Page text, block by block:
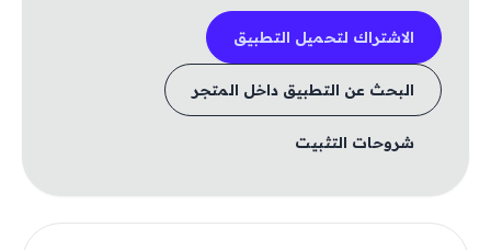
الاشتراك لتحميل التطبيق
البحث عن التطبيق داخل المتجر
شروحات التثبيت